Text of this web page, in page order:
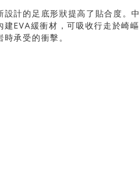
設計的足底形狀提高了貼合度。中
建EVA緩衝材，可吸收行走於崎嶇
時承受的衝擊。